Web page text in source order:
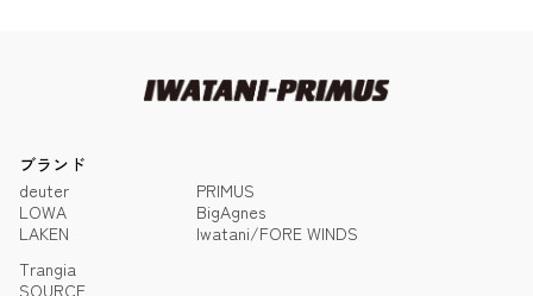
ブランド
deuter
LOWA
LAKEN
PRIMUS
BigAgnes
Iwatani/FORE WINDS
Trangia
SOURCE